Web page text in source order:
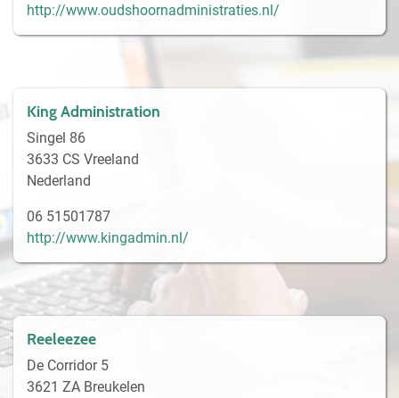
http://www.oudshoornadministraties.nl/
King Administration
Singel 86
3633 CS Vreeland
Nederland
06 51501787
http://www.kingadmin.nl/
Reeleezee
De Corridor 5
3621 ZA Breukelen